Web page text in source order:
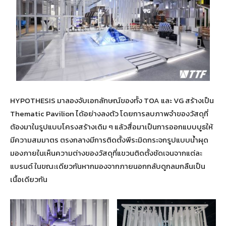
HYPOTHESIS มาลองจับเอกลักษณ์ของทั้ง TOA และ VG สร้างเป็น
Thematic Pavilion ได้อย่างลงตัว โดยการลบภาพจำของวัสดุที่
ต้องมาในรูปแบบโครงสร้างเดิม ๆ แล้วสื่อมาเป็นการออกแบบบูธให้
มีความสมมาตร ตรงกลางมี​การติดตั้งพีระมิดกระจกรูปแบบน้ำผุด
มองภายในเห็นความต่างของวัสดุที่แขวนติดตั้งชัดเจนจากแต่ละ
แบรนด์ ในขณะเดียวกันหากมองจากภายนอกกลับดูกลมกลืนเป็น
เนื้อเดียวกัน